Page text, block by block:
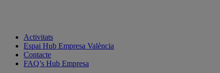
Activitats
Espai Hub Empresa València
Contacte
FAQ’s Hub Empresa